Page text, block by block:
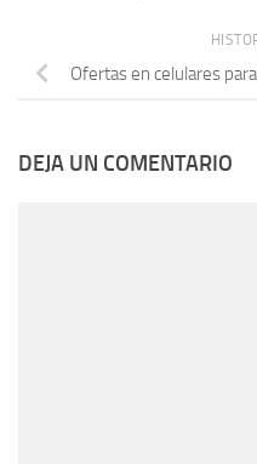
Ofertas en celulares
DEJA UN COMENTARIO